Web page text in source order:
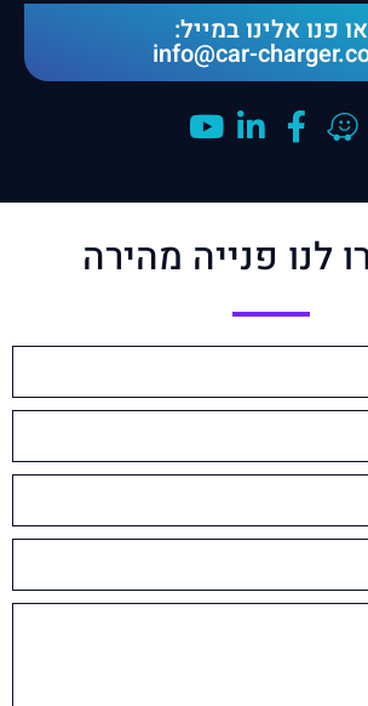
או פנו אלינו במייל:
info@car-
לנו פנייה מהירה